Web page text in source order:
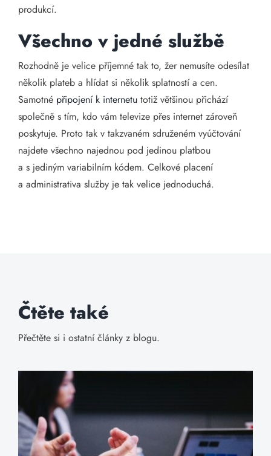
produkcí.
Všechno v jedné službě
Rozhodně je velice příjemné tak to, žer nemusíte odesílat
několik plateb a hlídat si několik splatností a cen.
Samotné připojení k internetu totiž většinou přichází
společně s tím, kdo vám televize přes internet zároveň
poskytuje. Proto tak v takzvaném sdruženém vyúčtování
najdete všechno najednou pod jedinou platbou
a s jediným variabilním kódem. Celkové placení
a administrativa služby je tak velice jednoduchá.
Čtěte také
Přečtěte si i ostatní články z blogu.